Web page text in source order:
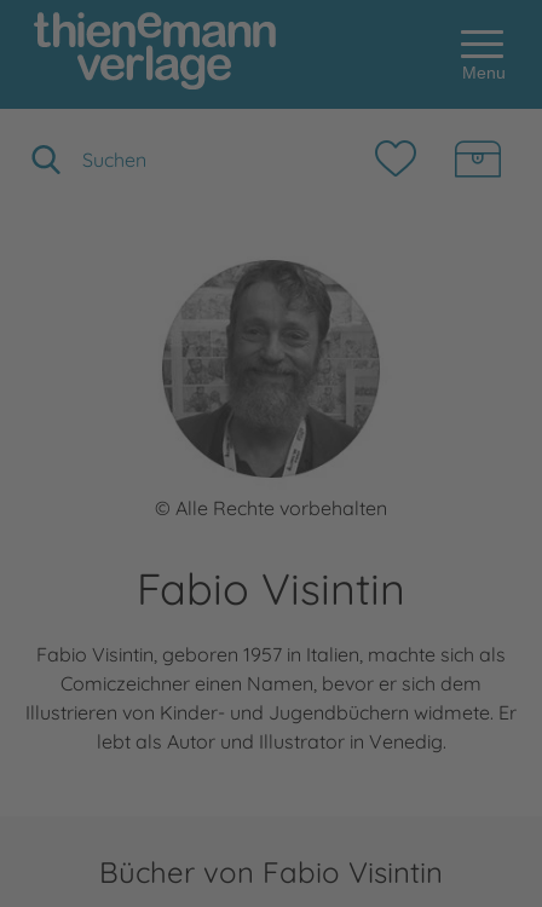
Menu
© Alle Rechte vorbehalten
Fabio Visintin
Fabio Visintin, geboren 1957 in Italien, machte sich als
Comiczeichner einen Namen, bevor er sich dem
Illustrieren von Kinder- und Jugendbüchern widmete. Er
lebt als Autor und Illustrator in Venedig.
Bücher von Fabio Visintin